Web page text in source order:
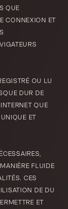
QUE
CONNEXION ET
OU LU
DUR DE
QUE
ET
FLUIDE
CES
DE DU
ET